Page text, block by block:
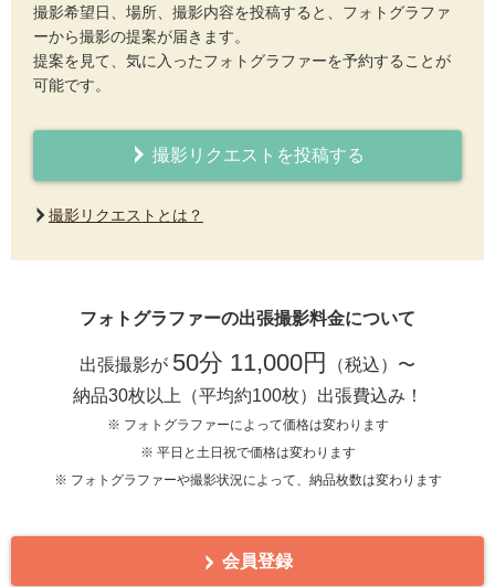
撮影希望日、場所、撮影内容を投稿すると、フォトグラファ
ーから撮影の提案が届きます。
提案を見て、気に入ったフォトグラファーを予約することが
可能です。
撮影リクエストを投稿する
撮影リクエストとは？
フォトグラファーの出張撮影料金について
出張撮影が 50分 11,000円
（税込）〜
納品30枚以上（平均約100枚）出張費込み！
※ フォトグラファーによって価格は変わります
※ 平日と土日祝で価格は変わります
※ フォトグラファーや撮影状況によって、納品枚数は変わります
会員登録